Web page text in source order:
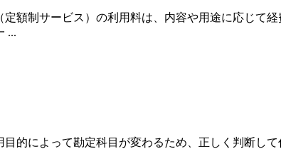
額制サービス）の利用料は、内容や用途に応じて
...
的によって勘定科目が変わるため、正しく判断し